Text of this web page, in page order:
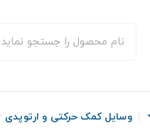
وسایل کمک حرکتی و ارتوپدی